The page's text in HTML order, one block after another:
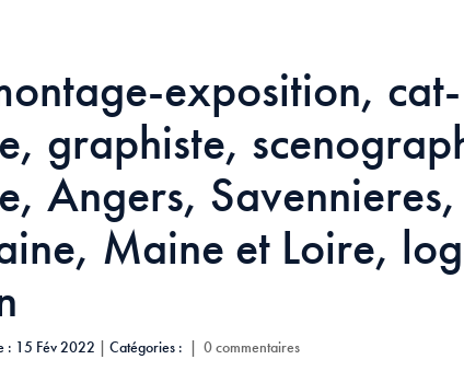
exposition, cat-
graphiste,
Angers, Savennieres,
Maine et Loire,
: 15 Fév 2022 | Catégories : | 0 commentaires